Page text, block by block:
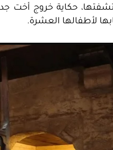
لأطفالها العشرة.